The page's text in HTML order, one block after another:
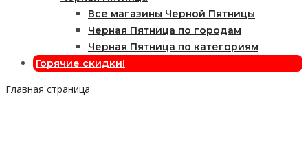
Все магазины Черной Пятницы
Черная Пятница по городам
Черная Пятница по категориям
Горячие скидки!
Главная страница